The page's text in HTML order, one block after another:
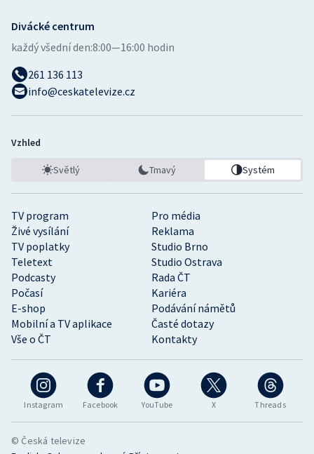
Instagram Facebook YouTube X Threads
TV program
Pro média
Živé vysílání
Reklama
TV poplatky
Studio Brno
Teletext
Studio Ostrava
Podcasty
Rada ČT
Počasí
Kariéra
E-shop
Podávání námětů
Mobilní a TV aplikace
Časté dotazy
Vše o ČT
Kontakty
Divácké centrum
každý všední den:8:00—16:00 hodin
261 136 113
info@ceskatelevize.cz
Vzhled
Světlý Tmavý Systém
© Česká televize